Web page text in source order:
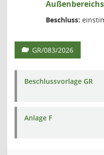
Außenbereichs
Beschluss:
GR/083/2026
Beschlussvorlage GR
Anlage F